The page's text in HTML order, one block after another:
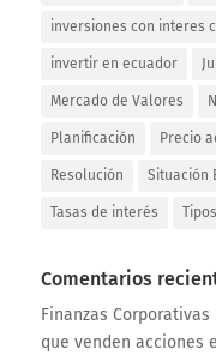
inversiones con interes
invertir en ecuador
Mercado de Valores
Planificación Precio
Resolución Situación
Tasas de interés
Comentarios
Finanzas
que venden acciones